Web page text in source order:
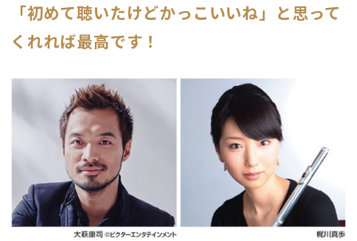
「初めて聴いたけどかっこいいね」と思って
くれれば最高です！